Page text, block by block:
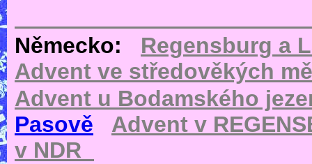
Německo:
Regensburg a
Advent ve středověkých
Advent u Bodamského
Pasově
Advent v
v NDR